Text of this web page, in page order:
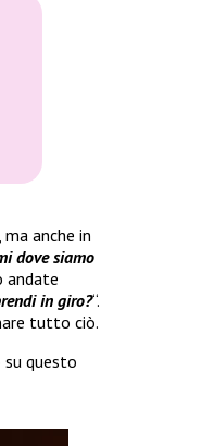
anche in
dove siamo
andate
in giro?“.
tutto ciò.
questo